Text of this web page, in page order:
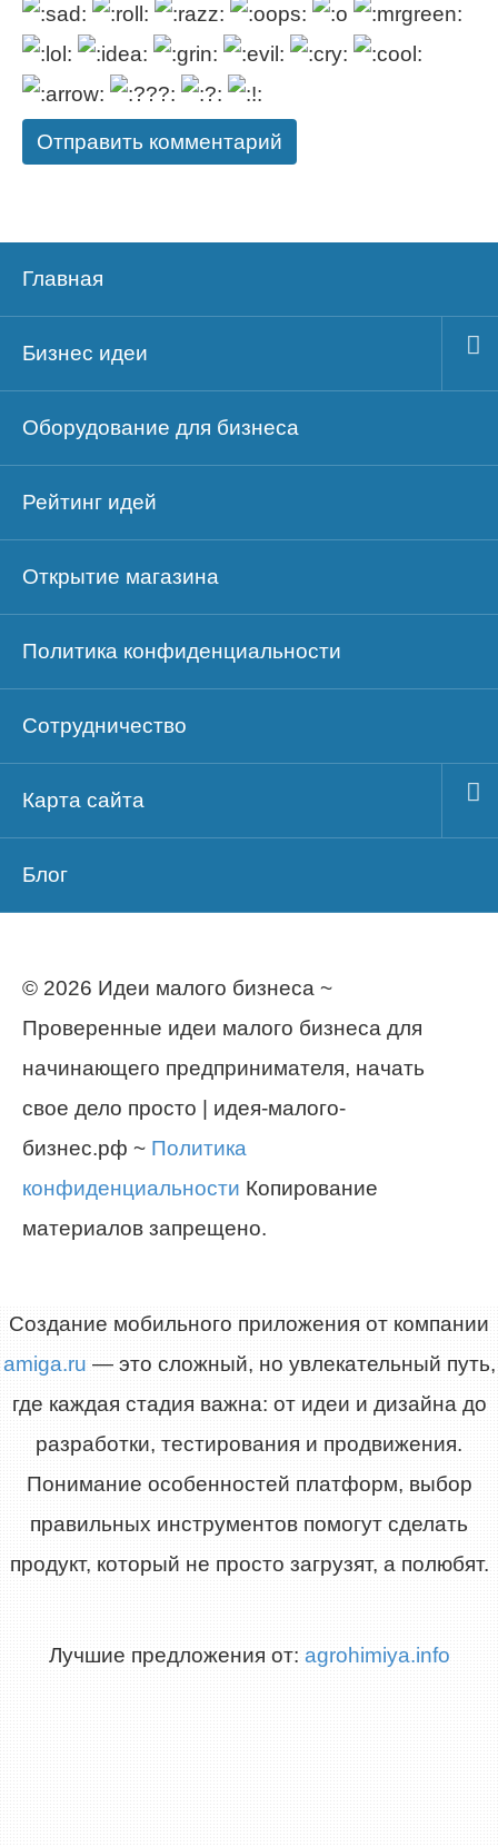
Главная
Бизнес идеи
Оборудование для бизнеса
Рейтинг идей
Открытие магазина
Политика конфиденциальности
Сотрудничество
Карта сайта
Блог
© 2026 Идеи малого бизнеса ~
Проверенные идеи малого бизнеса для
начинающего предпринимателя, начать
свое дело просто | идея-малого-
бизнес.рф ~ Политика
конфиденциальности Копирование
материалов запрещено.
Создание мобильного приложения от компании
amiga.ru — это сложный, но увлекательный путь,
где каждая стадия важна: от идеи и дизайна до
разработки, тестирования и продвижения.
Понимание особенностей платформ, выбор
правильных инструментов помогут сделать
продукт, который не просто загрузят, а полюбят.
Лучшие предложения от: agrohimiya.info